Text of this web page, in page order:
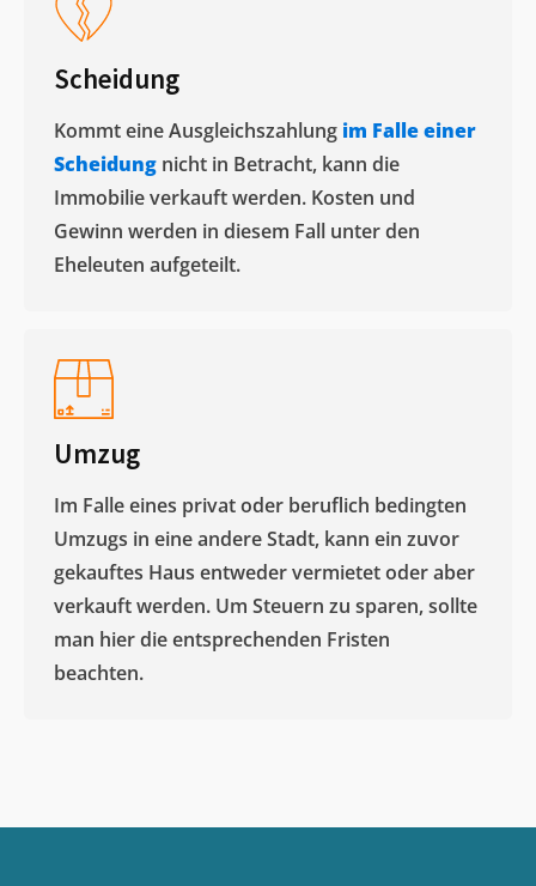
Scheidung
Kommt eine Ausgleichszahlung im Falle einer
Scheidung nicht in Betracht, kann die
Immobilie verkauft werden. Kosten und
Gewinn werden in diesem Fall unter den
Eheleuten aufgeteilt.​
Umzug
Im Falle eines privat oder beruflich bedingten
Umzugs in eine andere Stadt, kann ein zuvor
gekauftes Haus entweder vermietet oder aber
verkauft werden. Um Steuern zu sparen, sollte
man hier die entsprechenden Fristen
beachten.